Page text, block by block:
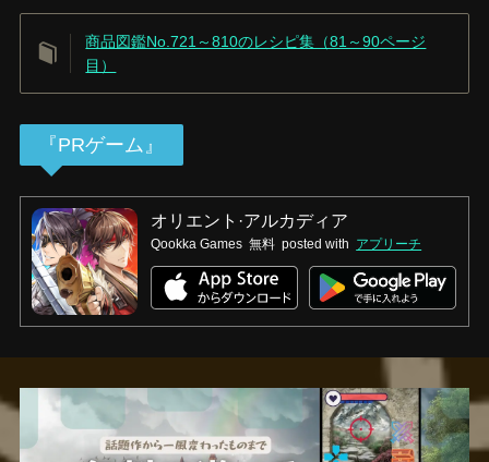
商品図鑑No.721～810のレシピ集（81～90ページ
目）
『PRゲーム』
オリエント·アルカディア
Qookka Games 無料 posted with アプリーチ